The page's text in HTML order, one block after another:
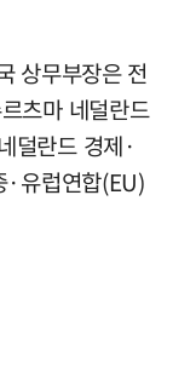
상무부장은 전
츠마 네덜란드
덜란드 경제·
·유럽연합(EU)